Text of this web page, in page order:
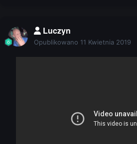
Luczyn
Opublikowano 11 Kwietnia 2019